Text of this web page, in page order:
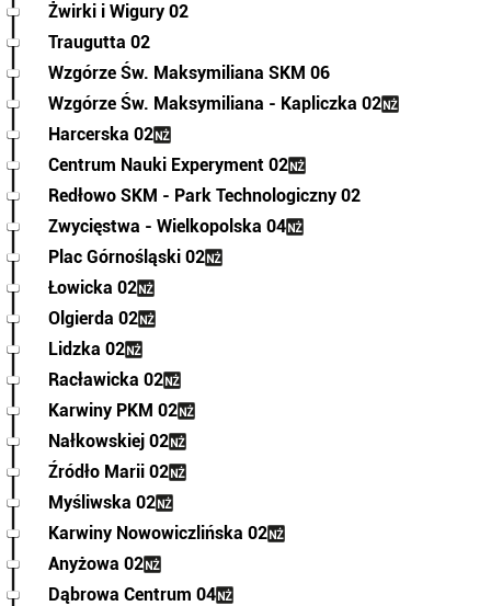
Żwirki i Wigury 02
Traugutta 02
Wzgórze Św. Maksymiliana SKM 06
Wzgórze Św. Maksymiliana - Kapliczka 02
Harcerska 02
Centrum Nauki Experyment 02
Redłowo SKM - Park Technologiczny 02
Zwycięstwa - Wielkopolska 04
Plac Górnośląski 02
Łowicka 02
Olgierda 02
Lidzka 02
Racławicka 02
Karwiny PKM 02
Nałkowskiej 02
Źródło Marii 02
Myśliwska 02
Karwiny Nowowiczlińska 02
Anyżowa 02
Dąbrowa Centrum 04